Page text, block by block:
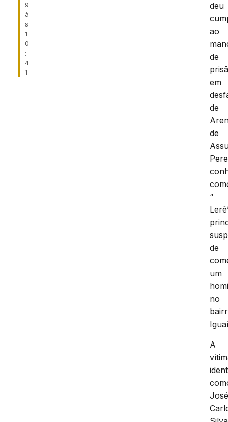
9
à
s
1
0
:
4
1
deu
ao
de
em
de
de
“
de
um
no
A